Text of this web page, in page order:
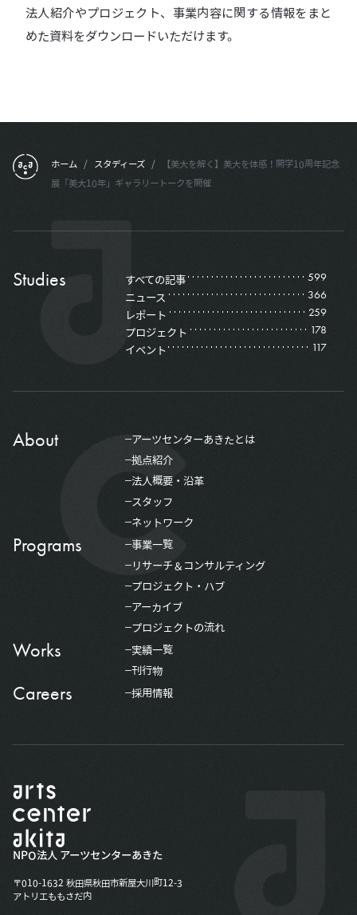
法人紹介やプロジェクト、事業内容に関する情報をまと
めた資料をダウンロードいただけます。
ホーム / スタディーズ /
【美大を解く】美大を体感！開学10周年記念
展「美大10年」ギャラリートークを開催
Studies すべての記事 599
ニュース 366
レポート 259
プロジェクト 178
イベント 117
About
アーツセンターあきたとは
拠点紹介
法人概要・沿革
スタッフ
ネットワーク
Programs
事業一覧
リサーチ＆コンサルティング
プロジェクト・ハブ
アーカイブ
プロジェクトの流れ
Works
実績一覧
刊行物
Careers 採用情報
NPO法人 アーツセンターあきた
〒010-1632 秋田県秋田市新屋大川町12-3
アトリエももさだ内